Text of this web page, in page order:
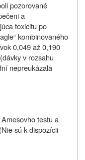
pozorované
a
toxicitu po
kombinovaného
0,049 až 0,190
v rozsahu
nepreukázala
testu a
sú k dispozícii